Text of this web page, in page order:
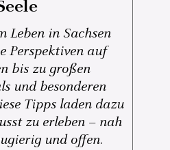
Leben in Sachsen
Perspektiven auf
bis zu großen
und besonderen
Tipps laden dazu
zu erleben – nah
und offen.